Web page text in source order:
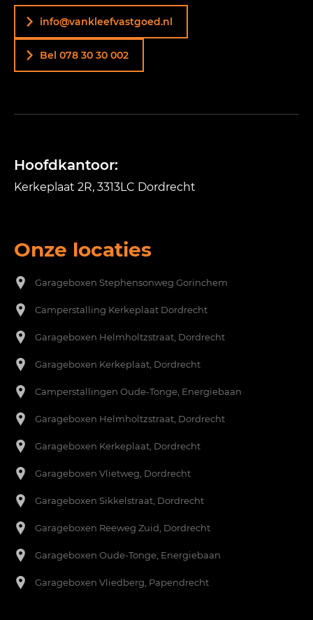
info@vankleefvastgoed.nl
Bel 078 30 30 002
Hoofdkantoor:
Kerkeplaat 2R, 3313LC Dordrecht
Onze locaties
Garageboxen Stephensonweg Gorinchem
Camperstalling Kerkeplaat Dordrecht
Garageboxen Helmholtzstraat, Dordrecht
Garageboxen Kerkeplaat, Dordrecht
Camperstallingen Oude-Tonge, Energiebaan
Garageboxen Helmholtzstraat, Dordrecht
Garageboxen Kerkeplaat, Dordrecht
Garageboxen Vlietweg, Dordrecht
Garageboxen Sikkelstraat, Dordrecht
Garageboxen Reeweg Zuid, Dordrecht
Garageboxen Oude-Tonge, Energiebaan
Garageboxen Vliedberg, Papendrecht